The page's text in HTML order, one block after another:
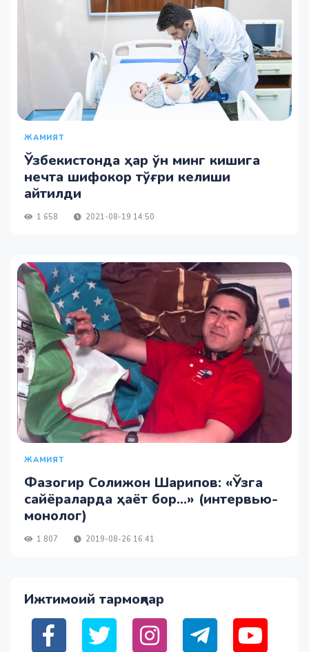
ЖАМИЯТ
Ўзбекистонда ҳар ўн минг кишига
нечта шифокор тўғри келиши
айтилди
1 658 2021-08-19 14:50
ЖАМИЯТ
Фазогир Солижон Шарипов: «Ўзга
сайёраларда ҳаёт бор…» (интервью-
монолог)
1 807 2019-08-26 16:41
Ижтимоий тармоқлар